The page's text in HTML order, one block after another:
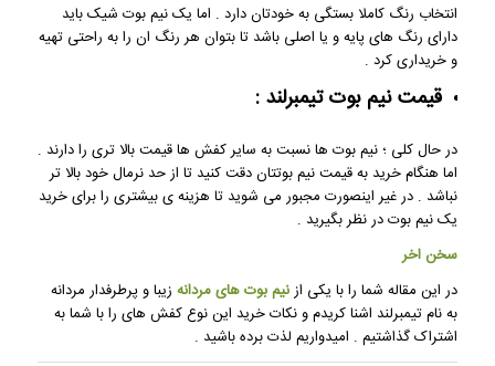
انتخاب رنگ کاملا بستگی به خودتان دارد . اما یک نیم بوت شیک باید
دارای رنگ های پایه و یا اصلی باشد تا بتوان هر رنگ ان را به راحتی تهیه
و خریداری کرد .
قیمت نیم بوت تیمبرلند :
در حال کلی ؛ نیم بوت ها نسبت به سایر کفش ها قیمت بالا تری را دارند .
اما هنگام خرید به قیمت نیم بوتتان دقت کنید تا از حد نرمال خود بالا تر
نباشد . در غیر اینصورت مجبور می شوید تا هزینه ی بیشتری را برای خرید
یک نیم بوت در نظر بگیرید .
سخن اخر
در این مقاله شما را با یکی ازنیم بوت های مردانهزیبا و پرطرفدار مردانه
به نام تیمبرلند اشنا کریدم و نکات خرید این نوع کفش های را با شما به
اشتراک گذاشتیم . امیدواریم لذت برده باشید .